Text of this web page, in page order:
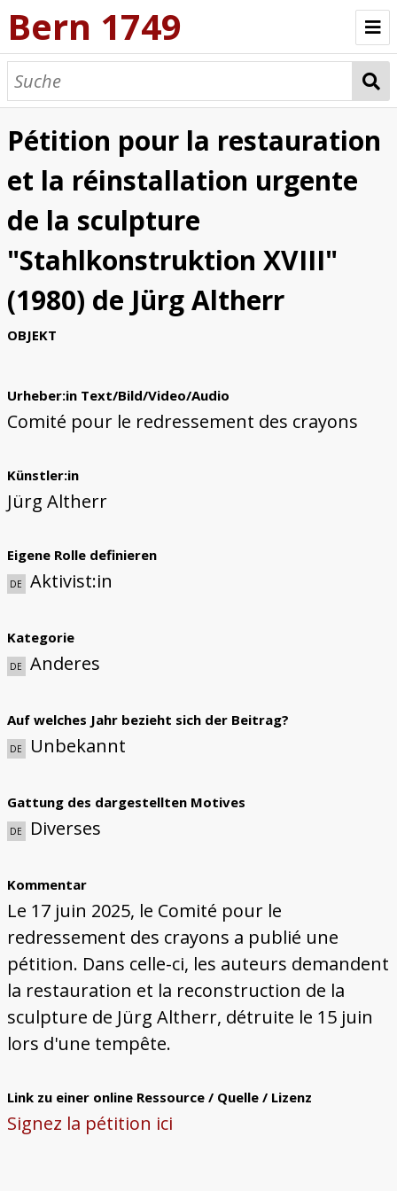
Bern 1749
Objekte durchstöbern
Pétition pour la restauration
et la réinstallation urgente
de la sculpture
"Stahlkonstruktion XVIII"
(1980) de Jürg Altherr
OBJEKT
Urheber:in Text/Bild/Video/Audio
Comité pour le redressement des crayons
Künstler:in
Jürg Altherr
Eigene Rolle definieren
DE Aktivist:in
Kategorie
DE Anderes
Auf welches Jahr bezieht sich der Beitrag?
DE Unbekannt
Gattung des dargestellten Motives
DE Diverses
Kommentar
Le 17 juin 2025, le Comité pour le
redressement des crayons a publié une
pétition. Dans celle-ci, les auteurs demandent
la restauration et la reconstruction de la
sculpture de Jürg Altherr, détruite le 15 juin
lors d'une tempête.
Link zu einer online Ressource / Quelle / Lizenz
Signez la pétition ici